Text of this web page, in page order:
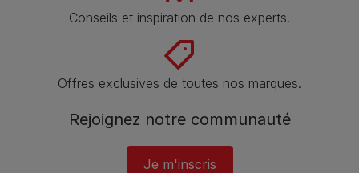
Conseils et inspiration de nos experts.
Offres exclusives de toutes nos marques.
Rejoignez notre communauté
Je m'inscris